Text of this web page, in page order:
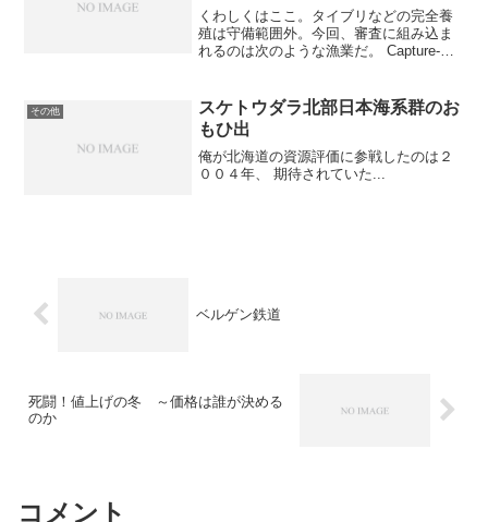
くわしくはここ。タイブリなどの完全養
殖は守備範囲外。今回、審査に組み込ま
れるのは次のような漁業だ。 Capture-
無給餌で育てる養殖 Culture...
その他
スケトウダラ北部日本海系群のお
もひ出
俺が北海道の資源評価に参戦したのは２
００４年、 期待されていた...
ベルゲン鉄道
死闘！値上げの冬 ～価格は誰が決める
のか
コメント